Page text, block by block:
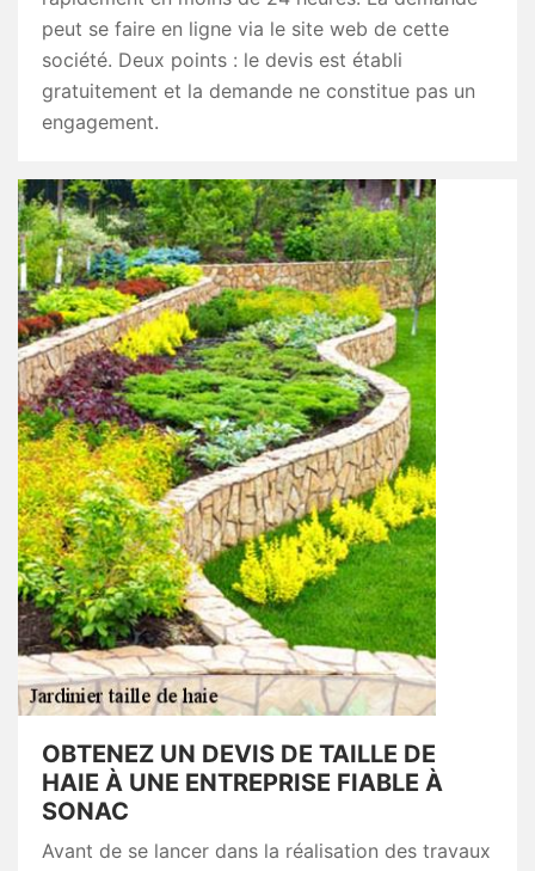
peut se faire en ligne via le site web de cette
société. Deux points : le devis est établi
gratuitement et la demande ne constitue pas un
engagement.
OBTENEZ UN DEVIS DE TAILLE DE
HAIE À UNE ENTREPRISE FIABLE À
SONAC
Avant de se lancer dans la réalisation des travaux